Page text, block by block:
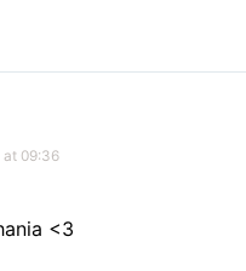
at 09:36
<3